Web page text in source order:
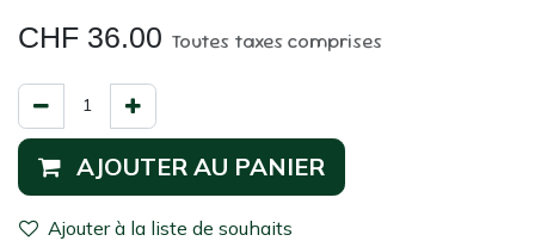
CHF 36.00 Toutes taxes comprises
AJOUTER AU PANIER
Ajouter à la liste de souhaits